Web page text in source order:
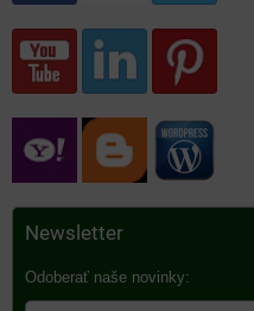
Newsletter
Odoberať naše novinky: